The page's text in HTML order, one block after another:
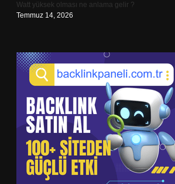
Watt yüksek olması ne anlama gelir ?
Temmuz 14, 2026